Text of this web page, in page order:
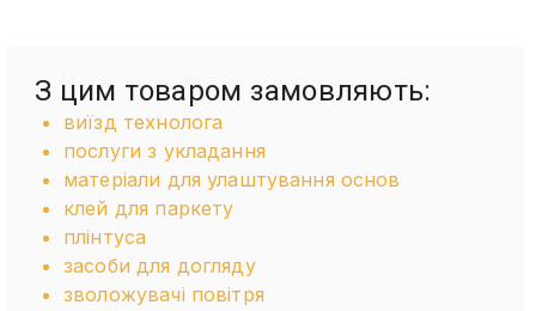
З цим товаром замовляють:
виїзд технолога
послуги з укладання
матеріали для улаштування основ
клей для паркету
плінтуса
засоби для догляду
зволожувачі повітря